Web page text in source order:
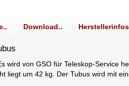
Download..
wird von GSO für Teleskop-Service
um 42 kg. Der Tubus wird mit